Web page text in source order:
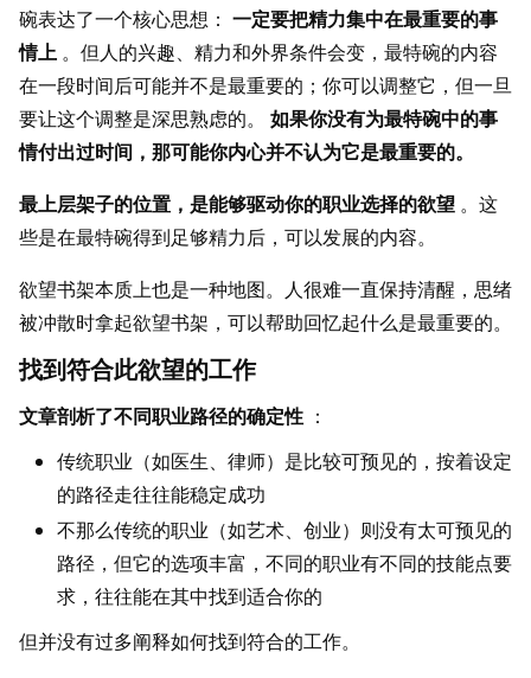
碗表达了一个核心思想： 一定要把精力集中在最重要的事
情上 。但人的兴趣、精力和外界条件会变，最特碗的内容
在一段时间后可能并不是最重要的；你可以调整它，但一旦
要让这个调整是深思熟虑的。
如果你没有为最特碗中的事
情付出过时间，那可能你内心并不认为它是最重要的。
最上层架子的位置，是能够驱动你的职业选择的欲望 。这
些是在最特碗得到足够精力后，可以发展的内容。
欲望书架本质上也是一种地图。人很难一直保持清醒，思绪
被冲散时拿起欲望书架，可以帮助回忆起什么是最重要的。
找到符合此欲望的工作
文章剖析了不同职业路径的确定性 ：
传统职业（如医生、律师）是比较可预见的，按着设定
的路径走往往能稳定成功
不那么传统的职业（如艺术、创业）则没有太可预见的
路径，但它的选项丰富，不同的职业有不同的技能点要
求，往往能在其中找到适合你的
但并没有过多阐释如何找到符合的工作。